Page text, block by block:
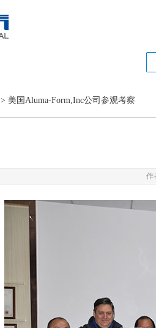
> 美国Aluma-Form,Inc公司参观考察
作